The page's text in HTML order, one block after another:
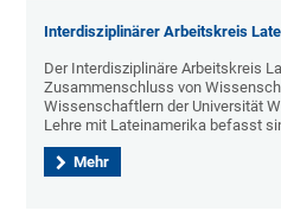
Interdisziplinärer Arbeitskreis
Der Interdisziplinäre Arbeitskreis
Zusammenschluss von
Wissenschaftlern der Universität
Lehre mit Lateinamerika befasst
Mehr